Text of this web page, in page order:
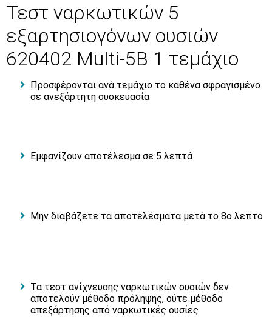
Τεστ ναρκωτικών 5
εξαρτησιογόνων ουσιών
620402 Multi-5B 1 τεμάχιο
Προσφέρονται ανά τεμάχιο το καθένα σφραγισμένο
σε ανεξάρτητη συσκευασία
Εμφανίζουν αποτέλεσμα σε 5 λεπτά
Μην διαβάζετε τα αποτελέσματα μετά το 8ο λεπτό
Τα τεστ ανίχνευσης ναρκωτικών ουσιών δεν
αποτελούν μέθοδο πρόληψης, ούτε μέθοδο
απεξάρτησης από ναρκωτικές ουσίες